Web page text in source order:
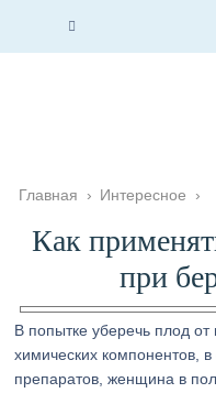
Главная › Интересное ›
Как
при
В попытке уберечь плод от
химических компонентов,
препаратов, женщина в